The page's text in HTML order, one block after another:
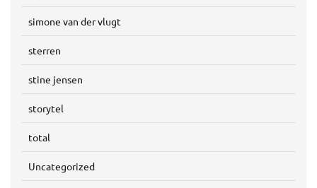
simone van der vlugt
sterren
stine jensen
storytel
total
Uncategorized